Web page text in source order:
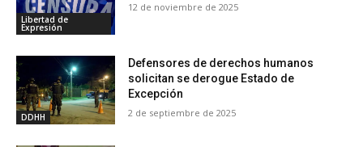
Libertad de
Expresión
12 de noviembre de 2025
DDHH
Defensores de derechos humanos
solicitan se derogue Estado de
Excepción
2 de septiembre de 2025